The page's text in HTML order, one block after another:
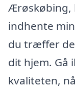
Ærøskøbing,
indhente
du træffer
dit hjem. Gå
kvaliteten,